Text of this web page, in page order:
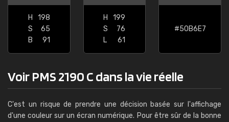
H
198
S
65
B
91
H
199
S
76
L
61
#50B6E7
Voir PMS 2190 C dans la vie réelle
C'est un risque de prendre une décision basée sur l'affichage
d'une couleur sur un écran numérique. Pour être sûr de la bonne